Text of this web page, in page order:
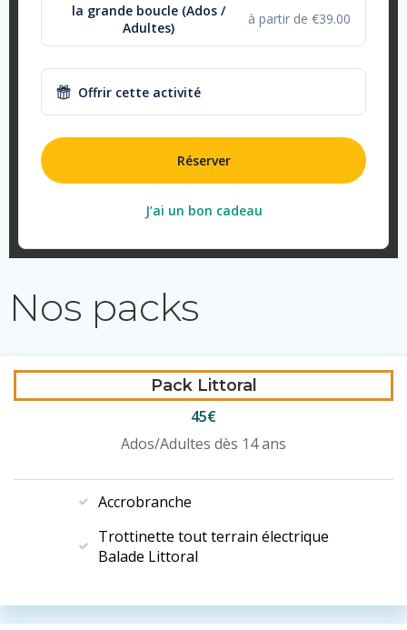
la grande boucle (Ados /
Adultes)
à partir de €39.00
Offrir cette activité
Réserver
J’ai un bon cadeau
Nos packs
Pack Littoral
45€
Ados/Adultes dès 14 ans
Accrobranche
Trottinette tout terrain électrique
Balade Littoral